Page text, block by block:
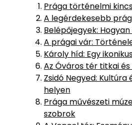
Prága történelmi
A legérdekesebb
Belépőjegyek:
A prágai vár:
Károly híd: Egy
Az Óváros tér titkai
Zsidó Negyed:
helyen
Prága művészeti
szobrok